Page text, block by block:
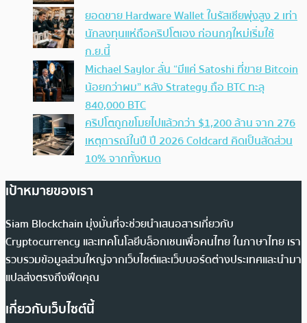
ยอดขาย Hardware Wallet ในรัสเซียพุ่งสูง 2 เท่า
นักลงทุนแห่ถือคริปโตเอง ก่อนกฎใหม่เริ่มใช้
ก.ย.นี้
Michael Saylor ลั่น “มีแค่ Satoshi ที่ขาย Bitcoin
น้อยกว่าผม” หลัง Strategy ถือ BTC ทะลุ
840,000 BTC
คริปโตถูกขโมยไปแล้วกว่า $1,200 ล้าน จาก 276
เหตุการณ์ในปี ปี 2026 Coldcard คิดเป็นสัดส่วน
10% จากทั้งหมด
เป้าหมายของเรา
Siam Blockchain มุ่งมั่นที่จะช่วยนำเสนอสารเกี่ยวกับ
Cryptocurrency และเทคโนโลยีบล็อกเชนเพื่อคนไทย ในภาษาไทย เรา
รวบรวมข้อมูลส่วนใหญ่จากเว็บไซต์และเว็บบอร์ดต่างประเทศและนำมา
แปลส่งตรงถึงฟีดคุณ
เกี่ยวกับเว็บไซต์นี้